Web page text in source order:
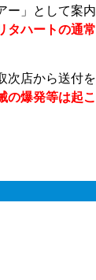
」として
タハートの通
店から送
の爆発等は起